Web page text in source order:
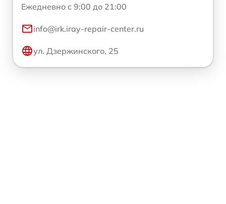
Ежедневно с 9:00 до 21:00
info@irk.iray-repair-center.ru
ул. Дзержинского, 25